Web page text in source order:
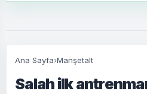
Ana Sayfa›Manşetalt
Salah ilk